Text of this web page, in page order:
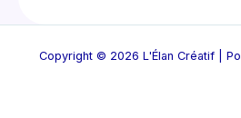
Copyright © 2026 L'Élan Créatif |